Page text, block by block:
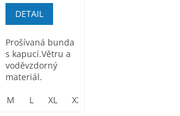
vel. XL vel. XXL
DETAIL
Prošívaná bunda
s kapucí.Větru a
voděvzdorný
materiál.
M
L XL XXL